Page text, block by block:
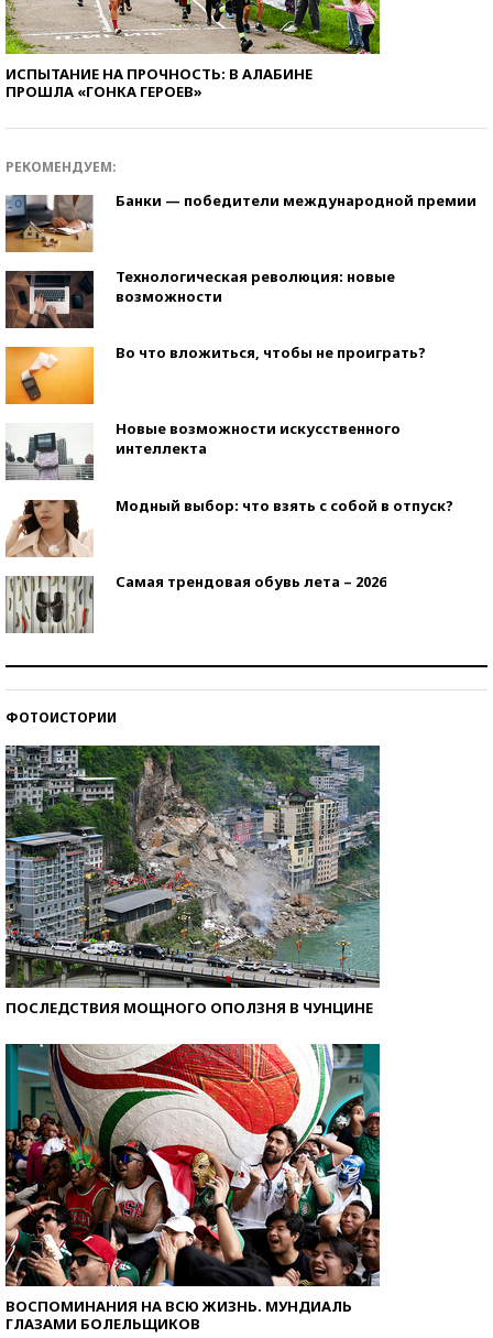
ИСПЫТАНИЕ НА ПРОЧНОСТЬ: В АЛАБИНЕ
ПРОШЛА «ГОНКА ГЕРОЕВ»
РЕКОМЕНДУЕМ:
Банки — победители международной премии
Технологическая революция: новые
возможности
Во что вложиться, чтобы не проиграть?
Новые возможности искусственного
интеллекта
Модный выбор: что взять с собой в отпуск?
Самая трендовая обувь лета – 2026
ФОТОИСТОРИИ
ПОСЛЕДСТВИЯ МОЩНОГО ОПОЛЗНЯ В ЧУНЦИНЕ
ВОСПОМИНАНИЯ НА ВСЮ ЖИЗНЬ. МУНДИАЛЬ
ГЛАЗАМИ БОЛЕЛЬЩИКОВ